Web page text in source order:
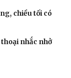
chiều tối có
nhắc nhở